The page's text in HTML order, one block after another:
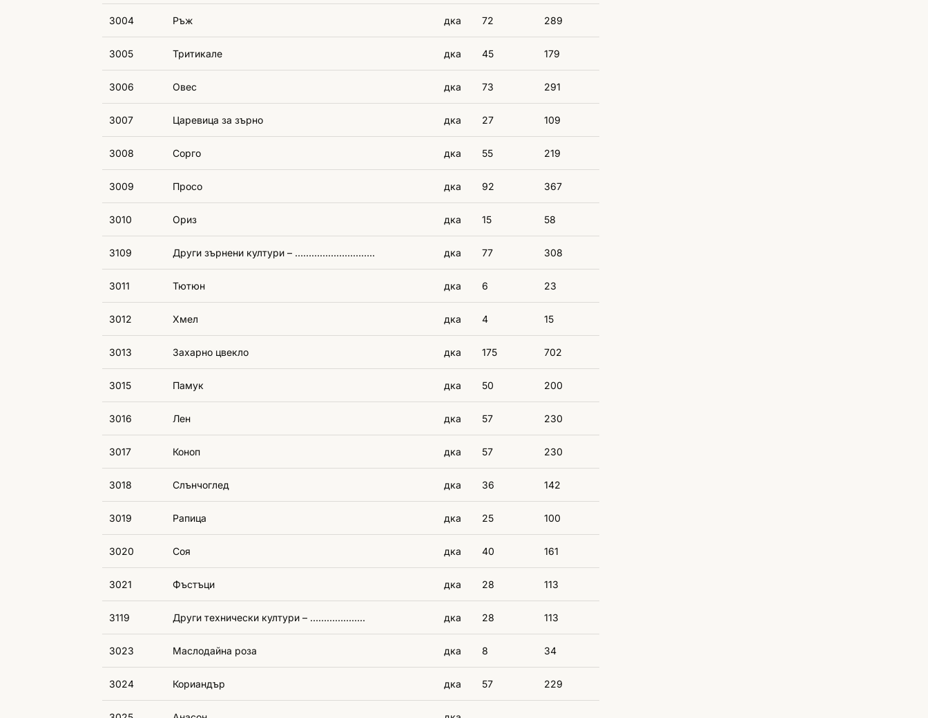
3004 Ръж дка 72 289
3005 Тритикале дка 45 179
3006 Овес дка 73 291
3007 Царевица за зърно дка 27 109
3008 Сорго дка 55 219
3009 Просо дка 92 367
3010 Ориз дка 15 58
3109 Други зърнени култури – ……………………….. дка 77 308
3011 Тютюн дка 6 23
3012 Хмел дка 4 15
3013 Захарно цвекло дка 175 702
3015 Памук дка 50 200
3016 Лен дка 57 230
3017 Коноп дка 57 230
3018 Слънчоглед дка 36 142
3019 Рапица дка 25 100
3020 Соя дка 40 161
3021 Фъстъци дка 28 113
3119 Други технически култури – ……………….. дка 28 113
3023 Маслодайна роза дка 8 34
3024 Кориандър дка 57 229